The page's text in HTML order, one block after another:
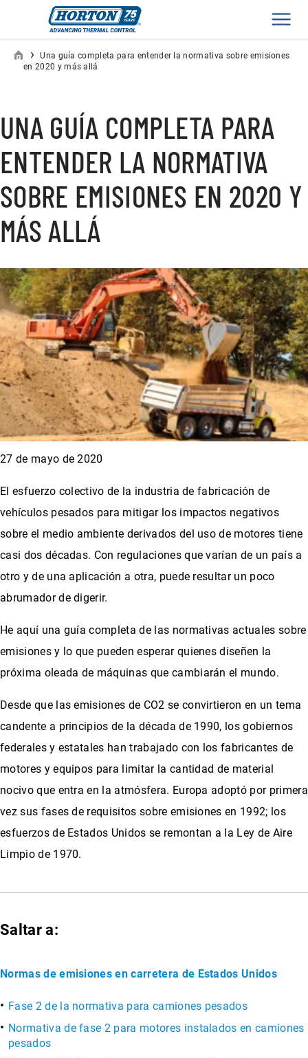
›
Una guía completa para entender la normativa sobre emisiones
en 2020 y más allá
UNA GUÍA COMPLETA PARA
ENTENDER LA NORMATIVA
SOBRE EMISIONES EN 2020 Y
MÁS ALLÁ
27 de mayo de 2020
El esfuerzo colectivo de la industria de fabricación de
vehículos pesados para mitigar los impactos negativos
sobre el medio ambiente derivados del uso de motores tiene
casi dos décadas. Con regulaciones que varían de un país a
otro y de una aplicación a otra, puede resultar un poco
abrumador de digerir.
He aquí una guía completa de las normativas actuales sobre
emisiones y lo que pueden esperar quienes diseñen la
próxima oleada de máquinas que cambiarán el mundo.
Desde que las emisiones de CO2 se convirtieron en un tema
candente a principios de la década de 1990, los gobiernos
federales y estatales han trabajado con los fabricantes de
motores y equipos para limitar la cantidad de material
nocivo que entra en la atmósfera. Europa adoptó por primera
vez sus fases de requisitos sobre emisiones en 1992; los
esfuerzos de Estados Unidos se remontan a la Ley de Aire
Limpio de 1970.
Saltar a:
Normas de emisiones en carretera de Estados Unidos
Fase 2 de la normativa para camiones pesados
Normativa de fase 2 para motores instalados en camiones
pesados